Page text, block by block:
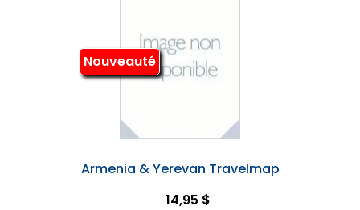
Nouveauté
Armenia & Yerevan Travelmap
14,95 $